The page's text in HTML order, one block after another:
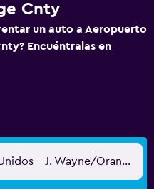
Cnty
un auto a Aeropuerto
Encuéntralas en
Santa Ana, CA, Estados Unidos - J. Wayne/Orange Cnty (SNA)